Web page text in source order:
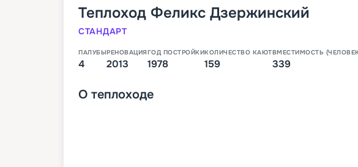
Теплоход Феликс Дзержинский
СТАНДАРТ
ПАЛУБЫ
4
РЕНОВАЦИЯ
2013
ГОД ПОСТРОЙКИ
1978
КОЛИЧЕСТВО КАЮТ
159
ВМЕСТИМОСТЬ
339
О теплоходе